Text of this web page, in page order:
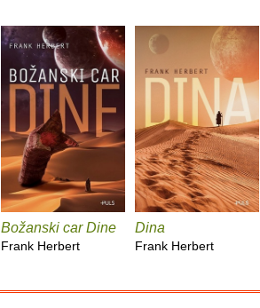
Božanski car Dine
Frank Herbert
Dina
Frank Herbert